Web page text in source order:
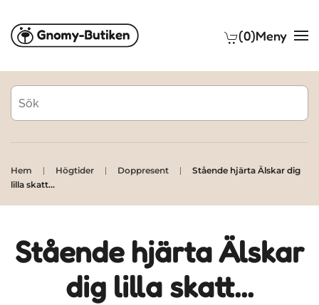
Skip to main content (0)Meny
Hem Högtider Doppresent
Stående hjärta Älskar dig
lilla skatt...
Stående hjärta Älskar
dig lilla skatt...